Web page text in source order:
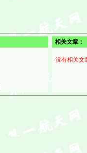
相关文章：
·没有相关文